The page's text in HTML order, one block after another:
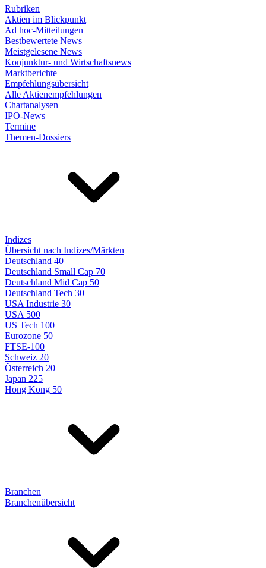
Rubriken
Aktien im Blickpunkt
Ad hoc-Mitteilungen
Bestbewertete News
Meistgelesene News
Konjunktur- und Wirtschaftsnews
Marktberichte
Empfehlungsübersicht
Alle Aktienempfehlungen
Chartanalysen
IPO-News
Termine
Themen-Dossiers
Indizes
Übersicht nach Indizes/Märkten
Deutschland 40
Deutschland Small Cap 70
Deutschland Mid Cap 50
Deutschland Tech 30
USA Industrie 30
USA 500
US Tech 100
Eurozone 50
FTSE-100
Schweiz 20
Österreich 20
Japan 225
Hong Kong 50
Branchen
Branchenübersicht